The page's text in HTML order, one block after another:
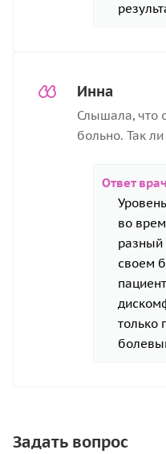
Инна
Слышала, что
больно. Так ли
Ответ
во
разный
своем
только
Задать вопрос